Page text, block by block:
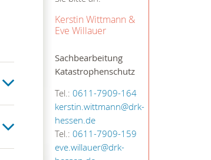
Kerstin Wittmann &
Eve Willauer
Sachbearbeitung
Katastrophenschutz
Tel.: 0611-7909-164
kerstin.wittmann@drk-
hessen.de
Tel.: 0611-7909-159
eve.willauer@drk-